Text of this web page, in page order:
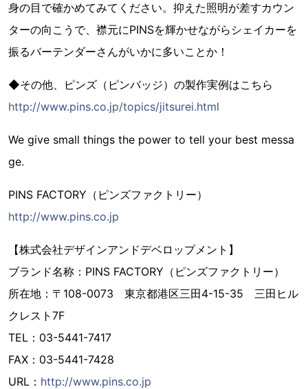
身の目で確かめてみてください。抑えた照明が差すカウン
ターの向こうで、襟元にPINSを輝かせながらシェイカーを
振るバーテンダーさんがいかに多いことか！
◆その他、ピンズ（ピンバッジ）の製作実例はこちら
http://www.pins.co.jp/topics/jitsurei.html
We give small things the power to tell your best messa
ge.
PINS FACTORY（ピンズファクトリー）
http://www.pins.co.jp
【株式会社デザインアンドデベロップメント】
ブランド名称：PINS FACTORY（ピンズファクトリー）
所在地：〒108-0073 東京都港区三田4-15-35 三田ヒル
クレスト7F
TEL：03-5441-7417
FAX：03-5441-7428
URL： http://www.pins.co.jp